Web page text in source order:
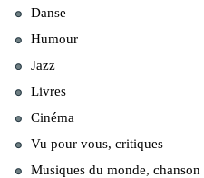
Danse
Humour
Jazz
Livres
Cinéma
Vu pour vous, critiques
Musiques du monde, chanson